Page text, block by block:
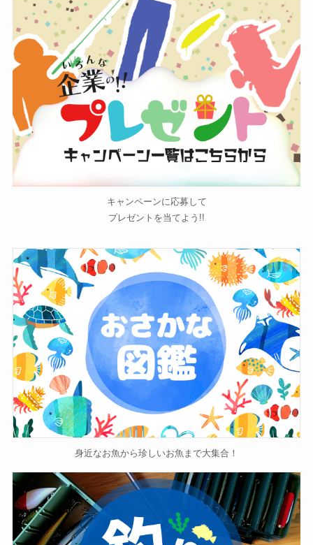
キャンペーンに応募して
プレゼントを当てよう!!
身近なお魚から珍しいお魚まで大集合！